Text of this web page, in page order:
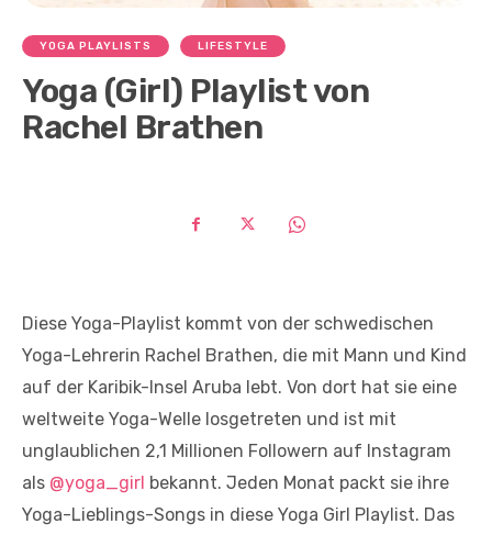
YOGA PLAYLISTS LIFESTYLE
Yoga (Girl) Playlist von
Rachel Brathen
Diese Yoga-Playlist kommt von der schwedischen
Yoga-Lehrerin Rachel Brathen, die mit Mann und Kind
auf der Karibik-Insel Aruba lebt. Von dort hat sie eine
weltweite Yoga-Welle losgetreten und ist mit
unglaublichen 2,1 Millionen Followern auf Instagram
als @yoga_girl bekannt. Jeden Monat packt sie ihre
Yoga-Lieblings-Songs in diese Yoga Girl Playlist. Das